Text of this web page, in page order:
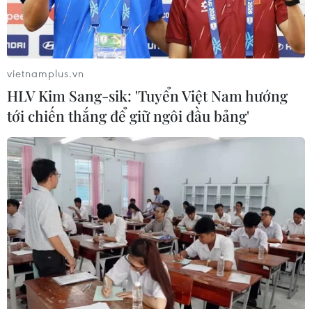
Thủ tướng Nhật cân nhắc kế hoạch tăng
thuế tiêu dùng lần thứ 2
01/10/2014 08:08
Thủ tướng Nhật Bản Shinzo Abe sẽ thận trọng theo dõi
tác động của việc tăng thuế tiêu dùng hồi đầu tháng Tư
và sự gia tăng của giá nhiên liệu trong thời gian qua
vietnamplus.vn
HLV Kim Sang-sik: 'Tuyển Việt Nam hướng
tới chiến thắng để giữ ngôi đầu bảng'